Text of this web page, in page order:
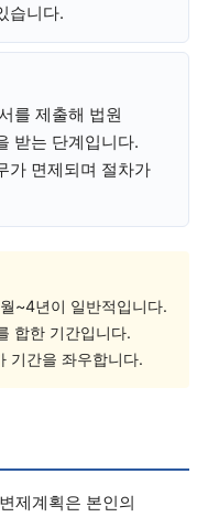
습니다.
를 제출해 법원
받는 단계입니다.
가 면제되며 절차가
~4년이 일반적입니다.
합한 기간입니다.
기간을 좌우합니다.
제계획은 본인의